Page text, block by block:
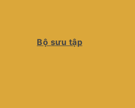
Bộ sưu tập